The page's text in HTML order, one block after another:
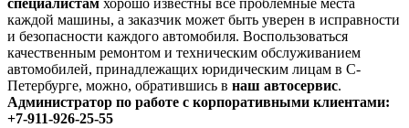
специалистам хорошо известны все проблемные места
каждой машины, а заказчик может быть уверен в исправности
и безопасности каждого автомобиля. Воспользоваться
качественным ремонтом и техническим обслуживанием
автомобилей, принадлежащих юридическим лицам в С-
Петербурге, можно, обратившись в наш автосервис.
Администратор по работе с корпоративными клиентами:
+7-911-926-25-55